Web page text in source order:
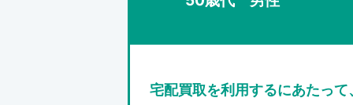
宅配買取を利用するにあたっ